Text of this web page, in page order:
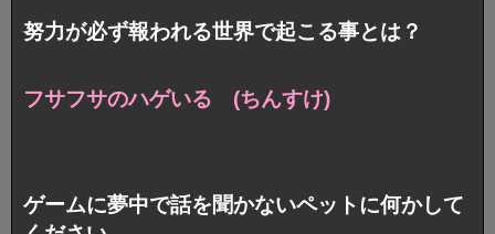
努力が必ず報われる世界で起こる事とは？
フサフサのハゲいる (ちんすけ)
ゲームに夢中で話を聞かないペットに何かして